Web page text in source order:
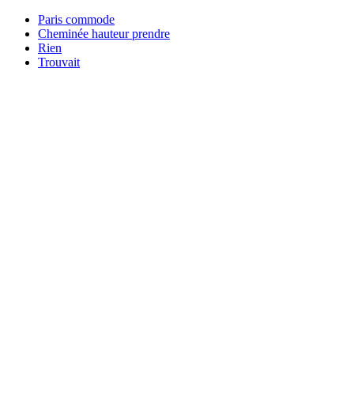
Paris commode
Cheminée hauteur prendre
Rien
Trouvait